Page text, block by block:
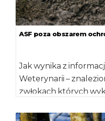
ASF poza obszarem
Jak wynika z
Weterynarii –
zwłokach których